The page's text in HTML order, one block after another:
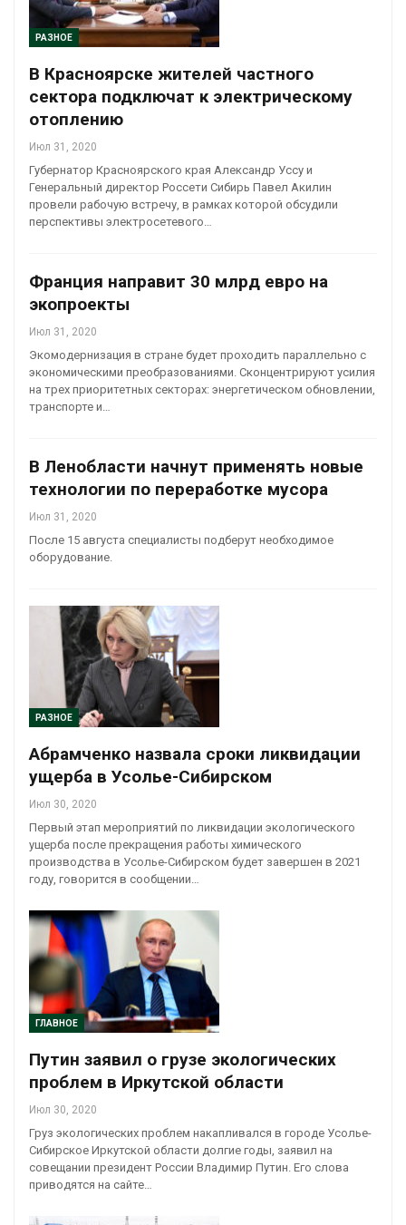
РАЗНОЕ
В Красноярске жителей частного
сектора подключат к электрическому
отоплению
Июл 31, 2020
Губернатор Красноярского края Александр Уссу и
Генеральный директор Россети Сибирь Павел Акилин
провели рабочую встречу, в рамках которой обсудили
перспективы электросетевого…
Франция направит 30 млрд евро на
экопроекты
Июл 31, 2020
Экомодернизация в стране будет проходить параллельно с
экономическими преобразованиями. Сконцентрируют усилия
на трех приоритетных секторах: энергетическом обновлении,
транспорте и…
В Ленобласти начнут применять новые
технологии по переработке мусора
Июл 31, 2020
После 15 августа специалисты подберут необходимое
оборудование.
РАЗНОЕ
Абрамченко назвала сроки ликвидации
ущерба в Усолье-Сибирском
Июл 30, 2020
Первый этап мероприятий по ликвидации экологического
ущерба после прекращения работы химического
производства в Усолье-Сибирском будет завершен в 2021
году, говорится в сообщении…
ГЛАВНОЕ
Путин заявил о грузе экологических
проблем в Иркутской области
Июл 30, 2020
Груз экологических проблем накапливался в городе Усолье-
Сибирское Иркутской области долгие годы, заявил на
совещании президент России Владимир Путин. Его слова
приводятся на сайте…